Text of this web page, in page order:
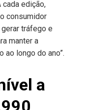
edição,
consumidor
tráfego e
manter a
ao longo do ano”.
a